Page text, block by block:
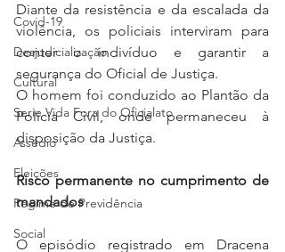
Covid-19
Desjudicialização
Cultural
Serie Vida Fora do Oficialato
Assédio
Eleições
Regime de Previdência
Social
Diante da resistência e da escalada da
violência, os policiais interviram para
conter o indivíduo e garantir a
segurança do Oficial de Justiça.
O homem foi conduzido ao Plantão da
Polícia Civil, onde permaneceu à
disposição da Justiça.
Risco permanente no cumprimento de
mandados
O episódio registrado em Dracena